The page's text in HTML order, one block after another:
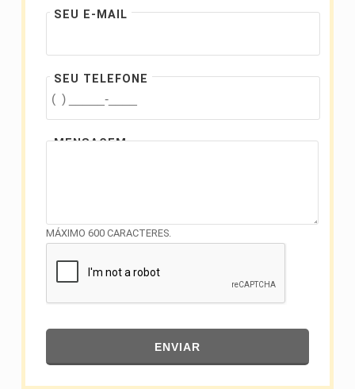
SEU E-MAIL
SEU TELEFONE
MENSAGEM
MÁXIMO 600 CARACTERES.
ENVIAR